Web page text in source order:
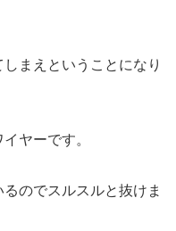
まえということになり
ヤーです。
のでスルスルと抜けま